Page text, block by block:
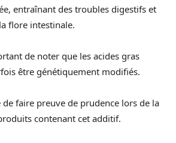
entraînant des troubles digestifs et
flore intestinale.
de noter que les acides gras
être génétiquement modifiés.
faire preuve de prudence lors de la
contenant cet additif.